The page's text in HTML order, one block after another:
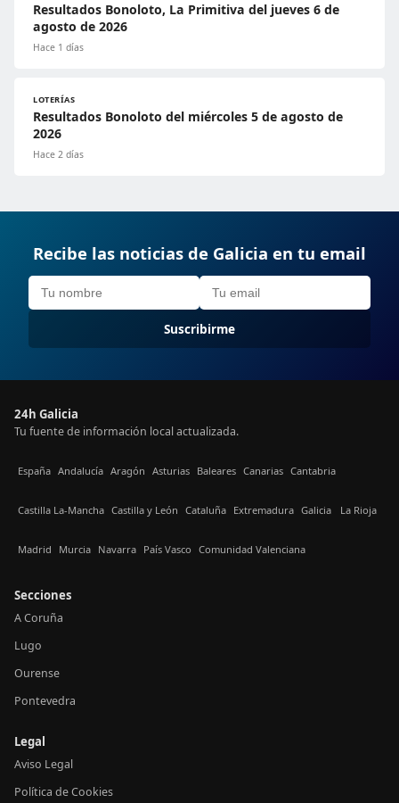
Resultados Bonoloto, La Primitiva del jueves 6 de
agosto de 2026
Hace 1 días
LOTERÍAS
Resultados Bonoloto del miércoles 5 de agosto de
2026
Hace 2 días
Recibe las noticias de Galicia en tu email
Suscribirme
24h Galicia
Tu fuente de información local actualizada.
España Andalucía Aragón Asturias Baleares Canarias Cantabria
Castilla La-Mancha Castilla y León Cataluña Extremadura Galicia La Rioja
Madrid Murcia Navarra País Vasco Comunidad Valenciana
Secciones
A Coruña
Lugo
Ourense
Pontevedra
Legal
Aviso Legal
Política de Cookies